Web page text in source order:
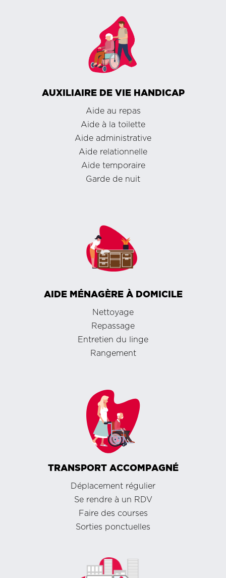
AUXILIAIRE DE VIE HANDICAP
Aide au repas
Aide à la toilette
Aide administrative
Aide relationnelle
Aide temporaire
Garde de nuit
AIDE MÉNAGÈRE À DOMICILE
Nettoyage
Repassage
Entretien du linge
Rangement
TRANSPORT ACCOMPAGNÉ
Déplacement régulier
Se rendre à un RDV
Faire des courses
Sorties ponctuelles